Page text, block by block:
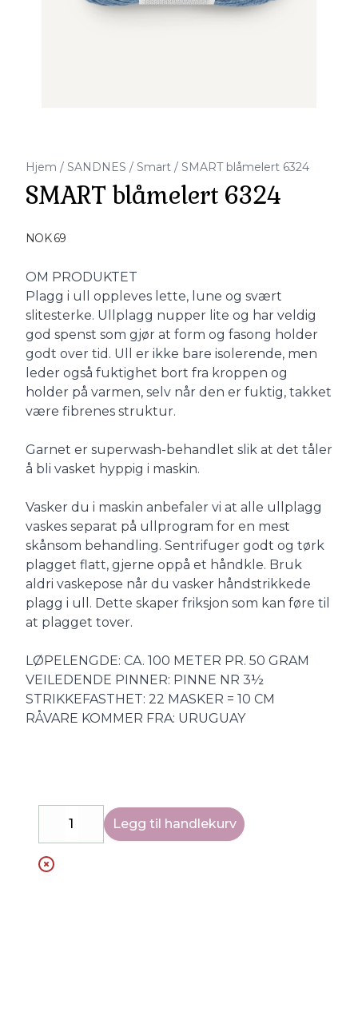
Hjem / SANDNES / Smart / SMART blåmelert 6324
SMART blåmelert 6324
NOK 69
Description
OM PRODUKTET
Plagg i ull oppleves lette, lune og svært
slitesterke. Ullplagg nupper lite og har veldig
god spenst som gjør at form og fasong holder
godt over tid. Ull er ikke bare isolerende, men
leder også fuktighet bort fra kroppen og
holder på varmen, selv når den er fuktig, takket
være fibrenes struktur.
Garnet er superwash-behandlet slik at det tåler
å bli vasket hyppig i maskin.
Vasker du i maskin anbefaler vi at alle ullplagg
vaskes separat på ullprogram for en mest
skånsom behandling. Sentrifuger godt og tørk
plagget flatt, gjerne oppå et håndkle. Bruk
aldri vaskepose når du vasker håndstrikkede
plagg i ull. Dette skaper friksjon som kan føre til
at plagget tover.
LØPELENGDE: CA. 100 METER PR. 50 GRAM
VEILEDENDE PINNER: PINNE NR 3½
STRIKKEFASTHET: 22 MASKER = 10 CM
RÅVARE KOMMER FRA: URUGUAY
DecreaseIncrease
Legg til handlekurv